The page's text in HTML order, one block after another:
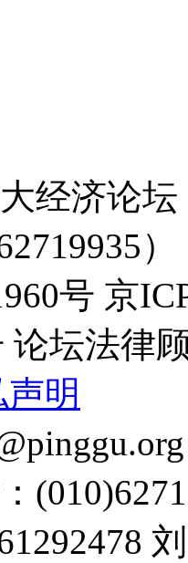
经济论
）
号 京
论坛法律
明